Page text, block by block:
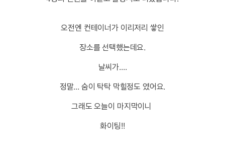
오전엔 컨테이너가 이리저리 쌓인
장소를 선택했는데요.
날씨가....
정말... 숨이 탁탁 막힐정도 였어요.
그래도 오늘이 마지막이니
화이팅!!